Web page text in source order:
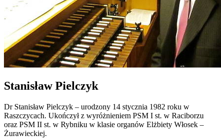
Stanisław Pielczyk
Dr Stanisław Pielczyk – urodzony 14 stycznia 1982 roku w
Raszczycach. Ukończył z wyróżnieniem PSM I st. w Raciborzu
oraz PSM II st. w Rybniku w klasie organów Elżbiety Włosek –
Żurawieckiej.